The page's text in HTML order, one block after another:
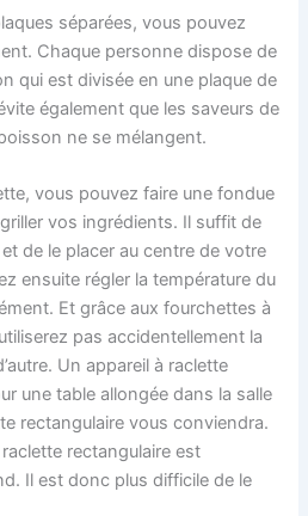
séparées, vous pouvez
Chaque personne dispose de
qui est divisée en une plaque de
également que les saveurs de
ne se mélangent.
vous pouvez faire une fondue
vos ingrédients. Il suffit de
et de le placer au centre de votre
ensuite régler la température du
Et grâce aux fourchettes à
pas accidentellement la
Un appareil à raclette
une table allongée dans la salle
rectangulaire vous conviendra.
raclette rectangulaire est
Il est donc plus difficile de le